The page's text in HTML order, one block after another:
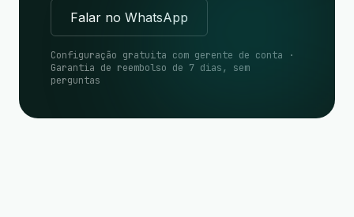
Falar no WhatsApp
Configuração gratuita com gerente de conta ·
Garantia de reembolso de 7 dias, sem
perguntas